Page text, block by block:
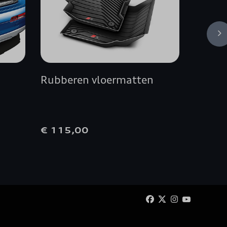
Rubberen vloermatten
€ 115,00